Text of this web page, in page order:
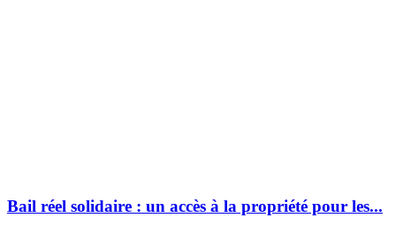
Bail réel solidaire : un accès à la propriété pour les...